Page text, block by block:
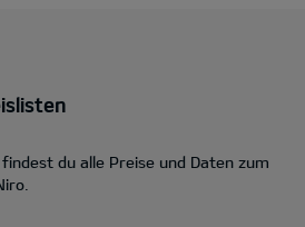
du alle Preise und Daten zum